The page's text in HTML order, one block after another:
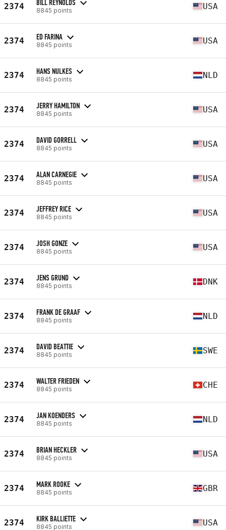
2374 BILL REYNOLDS
8845 points USA
2374 ED FARINA
8845 points USA
2374 HANS NULKES
8845 points NLD
2374 JERRY HAMILTON
8845 points USA
2374 DAVID GORRELL
8845 points USA
2374 ALAN CARNEGIE
8845 points USA
2374 JEFFREY RICE
8845 points USA
2374 JOSH GONZE
8845 points USA
2374 JENS GRUND
8845 points DNK
2374 FRANK DE GRAAF
8845 points NLD
2374 DAVID BEATTIE
8845 points SWE
2374 WALTER FRIEDEN
8845 points CHE
2374 JAN KOENDERS
8845 points NLD
2374 BRIAN HECKLER
8845 points USA
2374 MARK ROOKE
8845 points GBR
2374 KIRK BALLIETTE
8845 points USA